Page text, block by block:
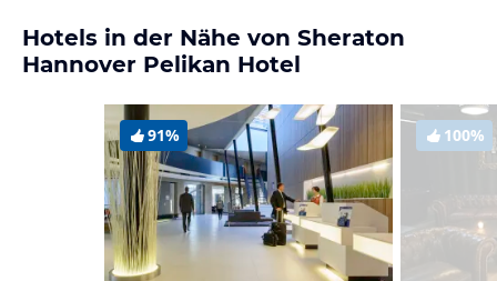
Hotels in der Nähe von Sheraton
Hannover Pelikan Hotel
91% 100%